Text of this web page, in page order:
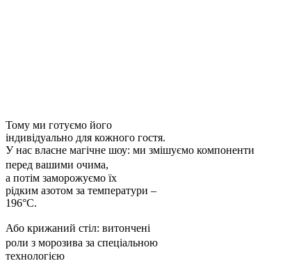
Тому ми готуємо його
індивідуально для кожного гостя.
У нас власне магічне шоу: ми змішуємо компоненти
перед вашими очима,
а потім заморожуємо їх
рідким азотом за температури –
196°С.
Або крижаний стіл: витончені
роли з морозива за спеціальною
технологією